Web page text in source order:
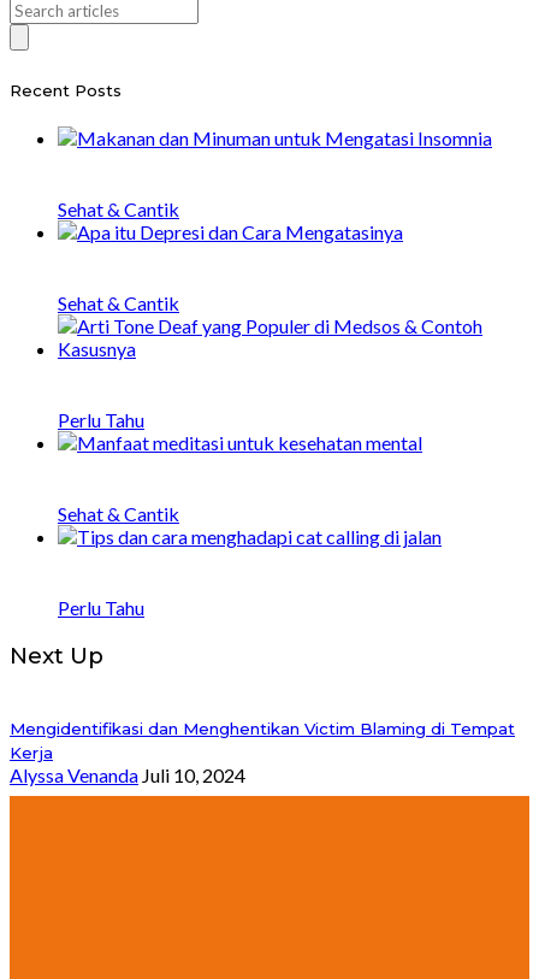
Recent Posts
Sehat & Cantik
Sehat & Cantik
Perlu Tahu
Sehat & Cantik
Perlu Tahu
Next Up
Mengidentifikasi dan Menghentikan Victim Blaming di Tempat
Kerja
Alyssa Venanda Juli 10, 2024